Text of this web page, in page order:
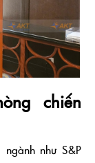
chiến
như S&P